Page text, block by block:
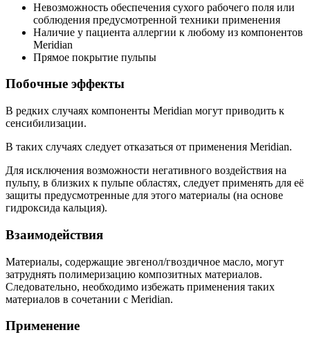
Невозможность обеспечения сухого рабочего поля или
соблюдения предусмотренной техники применения
Наличие у пациента аллергии к любому из компонентов
Meridian
Прямое покрытие пульпы
Побочные эффекты
В редких случаях компоненты Meridian могут приводить к
сенсибилизации.
В таких случаях следует отказаться от применения Meridian.
Для исключения возможности негативного воздействия на
пульпу, в близких к пульпе областях, следует применять для её
защиты предусмотренные для этого материалы (на основе
гидроксида кальция).
Взаимодействия
Материалы, содержащие эвгенол/гвоздичное масло, могут
затруднять полимеризацию композитных материалов.
Следовательно, необходимо избежать применения таких
материалов в сочетании с Meridian.
Применение